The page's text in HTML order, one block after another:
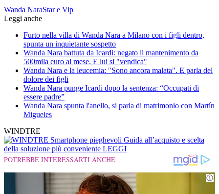
Wanda NaraStar e Vip
Leggi anche
Furto nella villa di Wanda Nara a Milano con i figli dentro,
spunta un inquietante sospetto
Wanda Nara battuta da Icardi: negato il mantenimento da
500mila euro al mese. E lui si "vendica"
Wanda Nara e la leucemia: "Sono ancora malata". E parla del
dolore dei figli
Wanda Nara punge Icardi dopo la sentenza: “Occupati di
essere padre”
Wanda Nara spunta l'anello, si parla di matrimonio con Martín
Migueles
WINDTRE
Smartphone pieghevoli Guida all’acquisto e scelta
della soluzione più conveniente LEGGI